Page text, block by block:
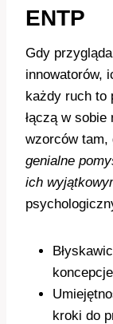
ENTP
Gdy
innowatorów,
każdy ruch to
łączą w
wzorców tam,
genialne
ich
koncepcje
kroki do